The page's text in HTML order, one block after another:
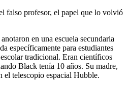
falso profesor, el papel que lo volvió
en una escuela secundaria
específicamente para estudiantes
tradicional. Eran científicos
Black tenía 10 años. Su madre,
el telescopio espacial Hubble.